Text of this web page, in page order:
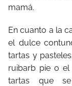
mamá.
En cuanto a la
el dulce
tartas y
ruibarb pie o
tartas que